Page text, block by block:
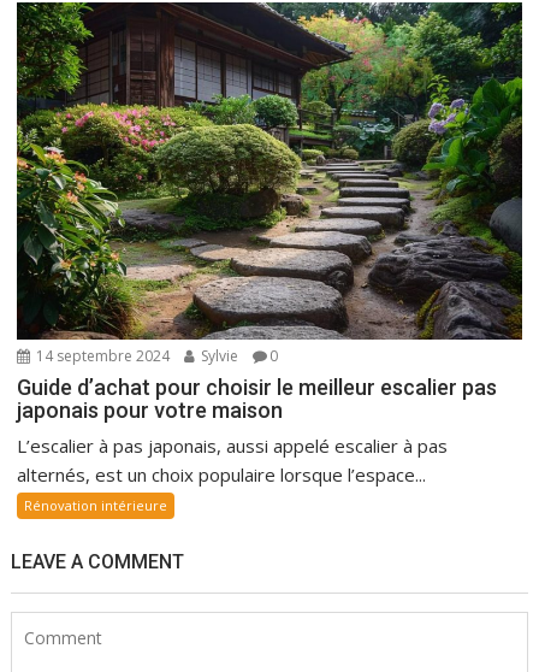
14 septembre 2024 Sylvie 0
Guide d’achat pour choisir le meilleur escalier pas
japonais pour votre maison
L’escalier à pas japonais, aussi appelé escalier à pas
alternés, est un choix populaire lorsque l’espace...
Rénovation intérieure
LEAVE A COMMENT